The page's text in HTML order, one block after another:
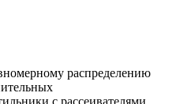
распределению
с рассеивателями